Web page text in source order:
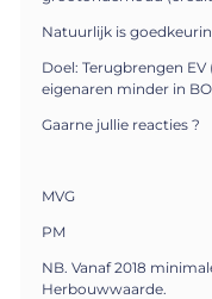
Natuurlijk is
Doel: Terugbrengen
eigenaren minder in
Gaarne jullie reacties ?
MVG
PM
NB. Vanaf 2018
Herbouwwaarde.